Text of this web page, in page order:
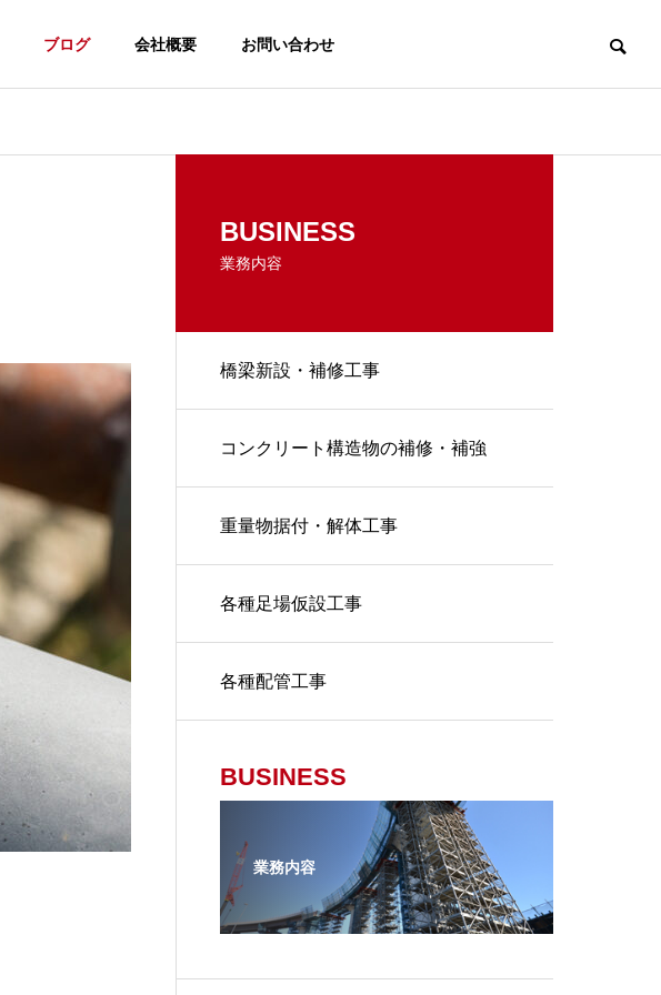
ブログ 会社概要 お問い合わせ
BUSINESS
業務内容
橋梁新設・補修工事
コンクリート構造物の補修・補強
重量物据付・解体工事
各種足場仮設工事
各種配管工事
BUSINESS
業務内容